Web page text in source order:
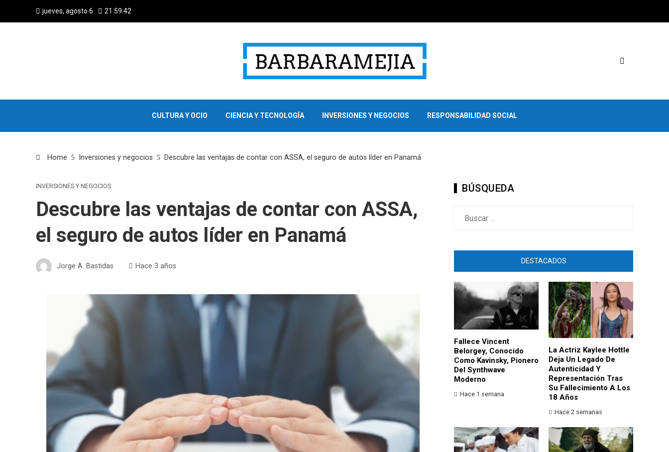
jueves, agosto 6 21:59:43
CULTURA Y OCIO CIENCIA Y TECNOLOGÍA INVERSIONES Y NEGOCIOS RESPONSABILIDAD SOCIAL
Home Inversiones y negocios Descubre las ventajas de contar con ASSA, el seguro de autos líder en Panamá
INVERSIONES Y NEGOCIOS
Descubre las ventajas de contar con ASSA,
el seguro de autos líder en Panamá
Jorge A. Bastidas Hace 3 años
BÚSQUEDA
DESTACADOS
Fallece Vincent
Belorgey, Conocido
Como Kavinsky, Pionero
Del Synthwave
Moderno
Hace 1 semana
La Actriz Kaylee Hottle
Deja Un Legado De
Autenticidad Y
Representación Tras
Su Fallecimiento A Los
18 Años
Hace 2 semanas